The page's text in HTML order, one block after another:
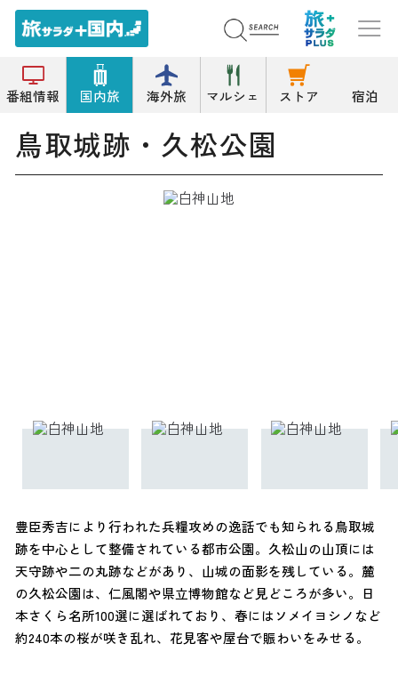
番組情報 国内旅 海外旅 マルシェ ストア 宿泊
トップ 公園/緑地 鳥取城跡・久松公園
鳥取城跡・久松公園
豊臣秀吉により行われた兵糧攻めの逸話でも知られる鳥取城
跡を中心として整備されている都市公園。久松山の山頂には
天守跡や二の丸跡などがあり、山城の面影を残している。麓
の久松公園は、仁風閣や県立博物館など見どころが多い。日
本さくら名所100選に選ばれており、春にはソメイヨシノなど
約240本の桜が咲き乱れ、花見客や屋台で賑わいをみせる。